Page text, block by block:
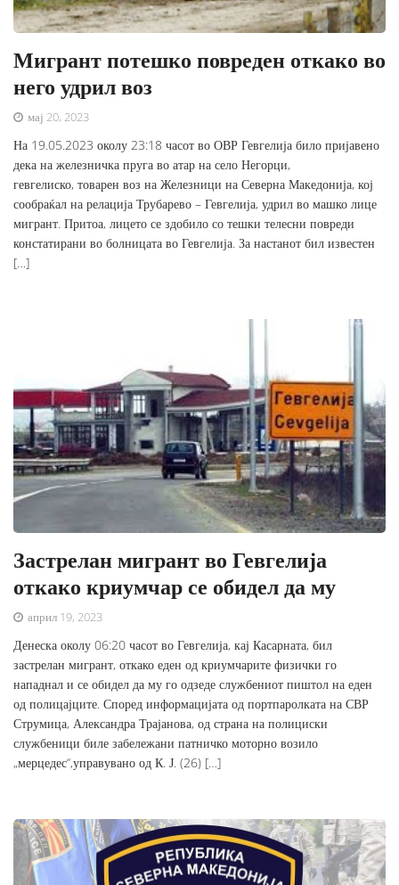
Мигрант потешко повреден откако во
него удрил воз
мај 20, 2023
На 19.05.2023 околу 23:18 часот во ОВР Гевгелија било пријавено
дека на железничка пруга во атар на село Негорци,
гевгелиско, товарен воз на Железници на Северна Македонија, кој
сообраќал на релација Трубарево – Гевгелија, удрил во машко лице
мигрант. Притоа, лицето се здобило со тешки телесни повреди
констатирани во болницата во Гевгелија. За настанот бил известен
[…]
Застрелан мигрант во Гевгелија
откако криумчар се обидел да му
април 19, 2023
Денеска околу 06:20 часот во Гевгелија, кај Касарната, бил
застрелан мигрант, откако еден од криумчарите физички го
нападнал и се обидел да му го одзеде службениот пиштол на еден
од полицајците. Според информацијата од портпаролката на СВР
Струмица, Александра Трајанова, од страна на полициски
службеници биле забележани патничко моторно возило
„мерцедес“,управувано од К. Ј. (26) […]